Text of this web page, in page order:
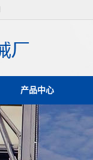
产品中心